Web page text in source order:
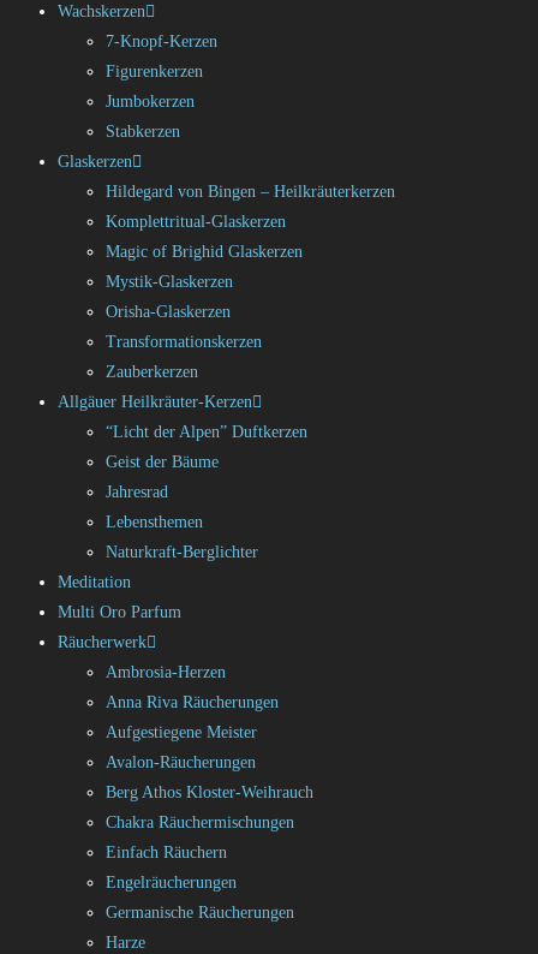
Wachskerzen
7-Knopf-Kerzen
Figurenkerzen
Jumbokerzen
Stabkerzen
Glaskerzen
Hildegard von Bingen – Heilkräuterkerzen
Komplettritual-Glaskerzen
Magic of Brighid Glaskerzen
Mystik-Glaskerzen
Orisha-Glaskerzen
Transformationskerzen
Zauberkerzen
Allgäuer Heilkräuter-Kerzen
“Licht der Alpen” Duftkerzen
Geist der Bäume
Jahresrad
Lebensthemen
Naturkraft-Berglichter
Meditation
Multi Oro Parfum
Räucherwerk
Ambrosia-Herzen
Anna Riva Räucherungen
Aufgestiegene Meister
Avalon-Räucherungen
Berg Athos Kloster-Weihrauch
Chakra Räuchermischungen
Einfach Räuchern
Engelräucherungen
Germanische Räucherungen
Harze